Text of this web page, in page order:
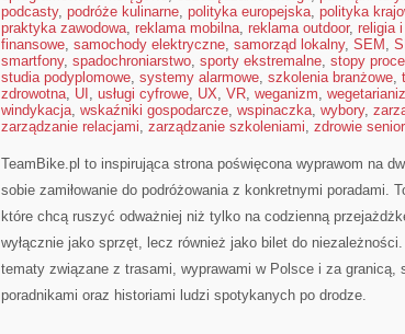
podcasty, podróże kulinarne, polityka europejska, polityka
praktyka zawodowa, reklama mobilna, reklama outdoor, religia
finansowe, samochody elektryczne, samorząd lokalny, SEM ,
smartfony, spadochroniarstwo, sporty ekstremalne, stopy
studia podyplomowe, systemy alarmowe, szkolenia branżowe,
zdrowotna, UI , usługi cyfrowe, UX, VR, weganizm,
windykacja, wskaźniki gospodarcze, wspinaczka, wybory,
zarządzanie relacjami, zarządzanie szkoleniami, zdrowie
TeamBike.pl to inspirująca strona poświęcona wyprawom na
sobie zamiłowanie do podróżowania z konkretnymi poradami.
które chcą ruszyć odważniej niż tylko na codzienną
wyłącznie jako sprzęt, lecz również jako bilet do
tematy związane z trasami, wyprawami w Polsce i za granicą,
poradnikami oraz historiami ludzi spotykanych po drodze.